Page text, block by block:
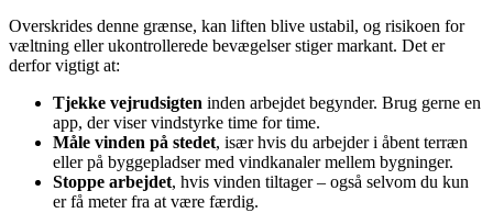
Overskrides denne grænse, kan liften blive ustabil, og risikoen for
væltning eller ukontrollerede bevægelser stiger markant. Det er
derfor vigtigt at:
Tjekke vejrudsigten inden arbejdet begynder. Brug gerne en
app, der viser vindstyrke time for time.
Måle vinden på stedet, især hvis du arbejder i åbent terræn
eller på byggepladser med vindkanaler mellem bygninger.
Stoppe arbejdet, hvis vinden tiltager – også selvom du kun
er få meter fra at være færdig.